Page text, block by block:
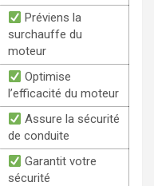
Préviens la
surchauffe du
moteur
Optimise
l’efficacité du moteur
Assure la sécurité
de conduite
Garantit votre
sécurité